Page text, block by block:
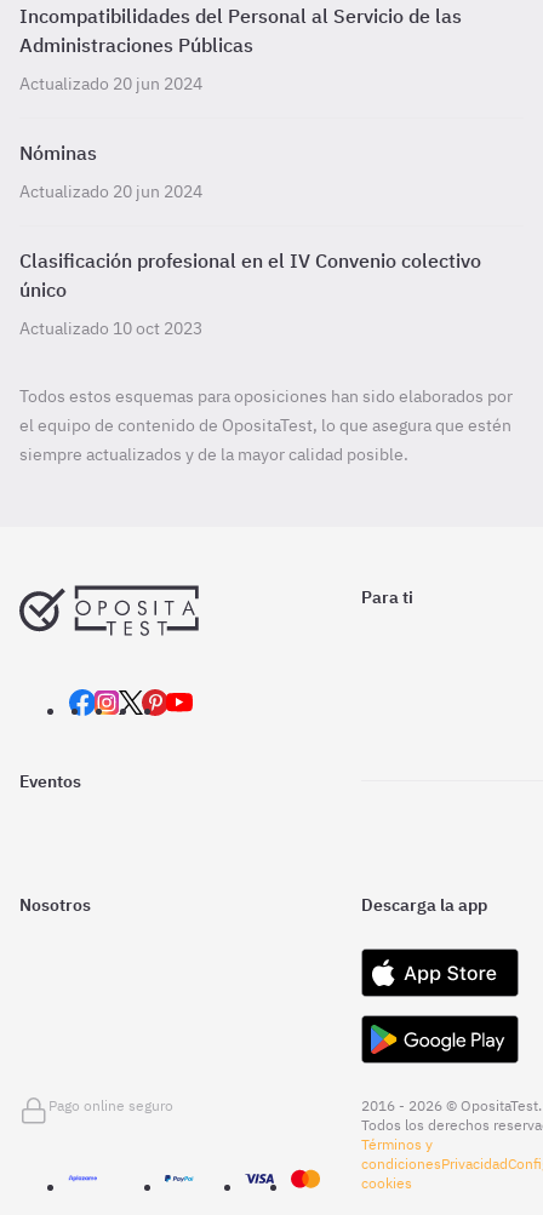
Incompatibilidades del Personal al Servicio de las
Administraciones Públicas
Actualizado 20 jun 2024
Nóminas
Actualizado 20 jun 2024
Clasificación profesional en el IV Convenio colectivo
único
Actualizado 10 oct 2023
Todos estos esquemas para oposiciones han sido elaborados por
el equipo de contenido de OpositaTest, lo que asegura que estén
siempre actualizados y de la mayor calidad posible.
Para ti
Eventos
Nosotros Descarga la app
Pago online seguro
2016 - 2026 © OpositaTest.
Todos los derechos
Términos y
condicionesPrivacidad
cookies